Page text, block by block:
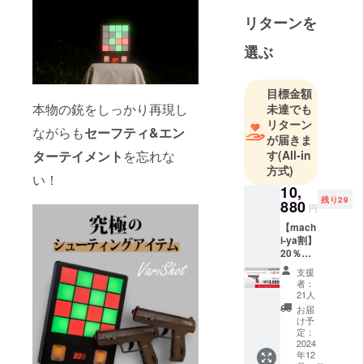
本物の銃をしっかり再現し
ながらもセーフティ&エン
ターテイメント を忘れな
い！
皆さまにご
紹介し、み
んなで昨日
長する幸せ
をシェアし
てもらいた
いと思って
活動してお
ります。
リターンを
選ぶ
目標金額
未達でも
リターン
が届きま
す(All-in
方式)
10,
880 円
残り29
【mach
i-ya割】
20％OF
F
LaserG
Weight
ed（Var
iShotは
付属し
ていま
支援
者：
21人
お届
け予
定：
2024
年12